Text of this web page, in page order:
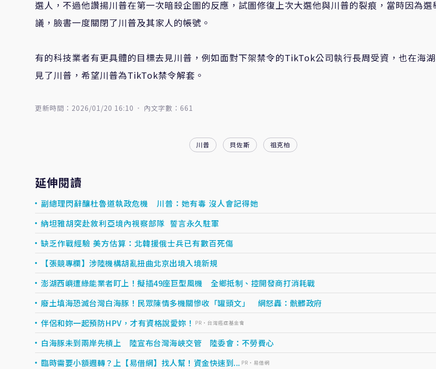
選人，不過他讚揚川普在第一次暗殺企圖的反應，試圖修復上次大選他與川普的裂痕，當時因為選
議，臉書一度關閉了川普及其家人的帳號。
有的科技業者有更具體的目標去見川普，例如面對下架禁令的TikTok公司執行長周受資，也在海
見了川普，希望川普為TikTok禁令解套。
更新時間：2026/01/20 16:10 內文字數：661
川普 貝佐斯 祖克柏
延伸閱讀
副總理閃辭釀杜魯道執政危機 川普：她有毒 沒人會記得她
納坦雅胡突赴敘利亞境內視察部隊 誓言永久駐軍
缺乏作戰經驗 美方估算：北韓援俄士兵已有數百死傷
【張競專欄】涉陸機構胡亂扭曲北京出境入境新規
澎湖西嶼遭綠能業者盯上！擬插49座巨型風機 全鄉抵制、控開發商打消耗戰
廢土填海恐滅台灣白海豚！民眾陳情多機關慘收「罐頭文」 網怒轟：骯髒政府
伴侶和妳一起預防HPV，才有資格說愛妳！
PR・台灣癌症基金會
白海豚未到兩岸先槓上 陸宣布台灣海峽交管 陸委會：不勞費心
臨時需要小額週轉？上【易借網】找人幫！資金快速到... PR・易借網